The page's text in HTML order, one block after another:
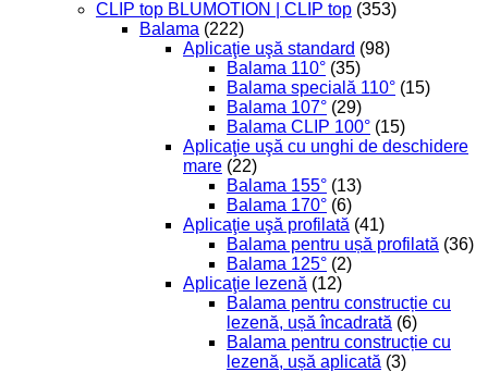
CLIP top BLUMOTION | CLIP top (353)
Balama (222)
Aplicaţie uşă standard (98)
Balama 110° (35)
Balama specială 110° (15)
Balama 107° (29)
Balama CLIP 100° (15)
Aplicaţie uşă cu unghi de deschidere
mare (22)
Balama 155° (13)
Balama 170° (6)
Aplicaţie uşă profilată (41)
Balama pentru ușă profilată (36)
Balama 125° (2)
Aplicaţie lezenă (12)
Balama pentru construcție cu
lezenă, ușă încadrată (6)
Balama pentru construcție cu
lezenă, ușă aplicată (3)